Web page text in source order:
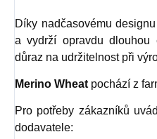
Díky nadčasovému
a vydrží opravdu dlouhou
důraz na udržitelnost při
Merino Wheat pochází z
Pro potřeby zákazníků
dodavatele: